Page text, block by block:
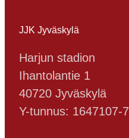
JJK Jyväskylä
Harjun stadion
Ihantolantie 1
40720 Jyväskylä
Y-tunnus: 1647107-7